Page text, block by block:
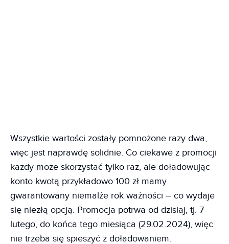
Wszystkie wartości zostały pomnożone razy dwa,
więc jest naprawdę solidnie. Co ciekawe z promocji
każdy może skorzystać tylko raz, ale doładowując
konto kwotą przykładowo 100 zł mamy
gwarantowany niemalże rok ważności – co wydaje
się niezłą opcją. Promocja potrwa od dzisiaj, tj. 7
lutego, do końca tego miesiąca (29.02.2024), więc
nie trzeba się spieszyć z doładowaniem.